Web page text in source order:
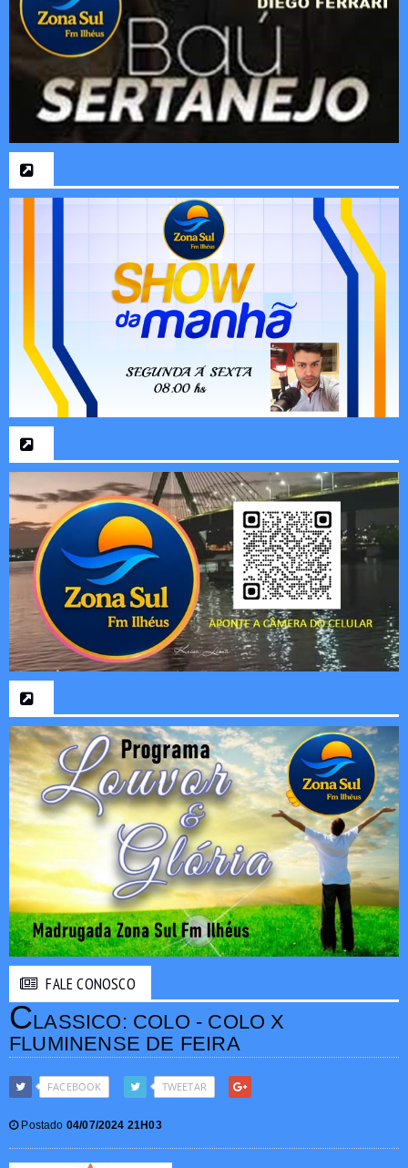
FALE CONOSCO
CLASSICO: COLO - COLO X
FLUMINENSE DE FEIRA
FACEBOOK TWEETAR
Postado 04/07/2024 21H03